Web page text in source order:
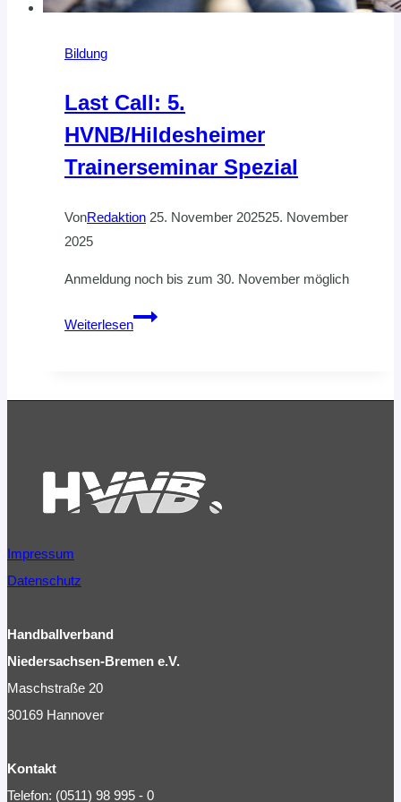
Bildung
Last Call: 5.
HVNB/Hildesheimer
Trainerseminar Spezial
VonRedaktion 25. November 202525. November
2025
Anmeldung noch bis zum 30. November möglich
Weiterlesen
Last
Impressum
Datenschutz
Handballverband
Niedersachsen-Bremen e.V.
Maschstraße 20
30169 Hannover
Kontakt
Telefon: (0511) 98 995 - 0